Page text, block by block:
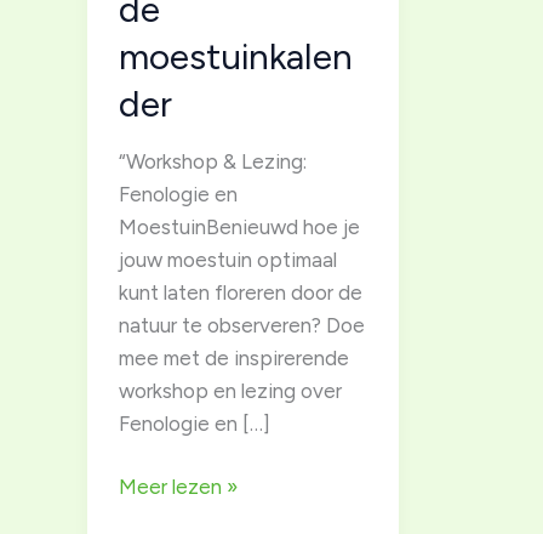
moestuinkalen
der
“Workshop & Lezing:
Fenologie en
MoestuinBenieuwd hoe je
jouw moestuin optimaal
kunt laten floreren door de
natuur te observeren? Doe
mee met de inspirerende
workshop en lezing over
Fenologie en […]
Lezing
Meer lezen »